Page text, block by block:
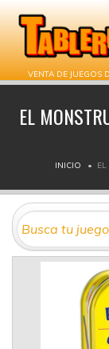
VENTA DE JUEGOS
EL
INICIO